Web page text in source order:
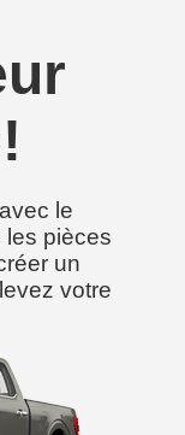
le
les pièces
un
votre